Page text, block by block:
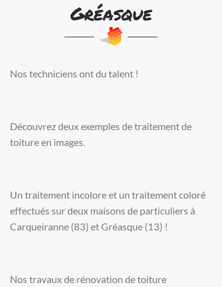
Gréasque
Nos techniciens ont du talent !
Découvrez deux exemples de traitement de
toiture en images.
Un traitement incolore et un traitement coloré
effectués sur deux maisons de particuliers à
Carqueiranne (83) et Gréasque (13) !
Nos travaux de rénovation de toiture